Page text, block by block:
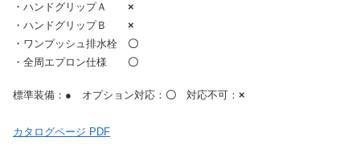
・ハンドグリップＡ ×
・ハンドグリップＢ ×
・ワンプッシュ排水栓 〇
・全周エプロン仕様 〇
標準装備：● オプション対応： 〇 対応不可： ×
カタログページ PDF